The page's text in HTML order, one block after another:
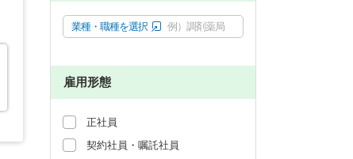
業種・職種を選択 例）調剤薬局
雇用形態
正社員
契約社員・嘱託社員